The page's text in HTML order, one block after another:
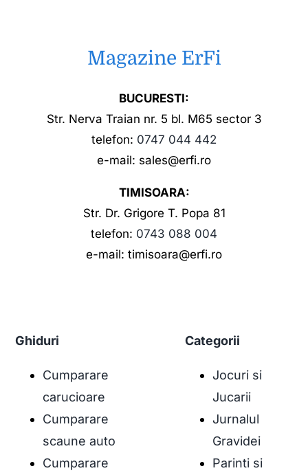
Magazine ErFi
BUCURESTI:
Str. Nerva Traian nr. 5 bl. M65 sector 3
telefon: 0747 044 442
e-mail: sales@erfi.ro
TIMISOARA:
Str. Dr. Grigore T. Popa 81
telefon: 0743 088 004
e-mail: timisoara@erfi.ro
Ghiduri
Cumparare
carucioare
Cumparare
scaune auto
Cumparare
Categorii
Jocuri si
Jucarii
Jurnalul
Gravidei
Parinti si